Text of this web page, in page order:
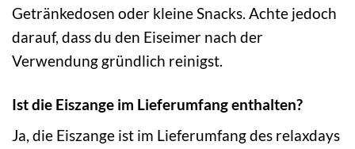
Getränkedosen oder kleine Snacks. Achte jedoch
darauf, dass du den Eiseimer nach der
Verwendung gründlich reinigst.
Ist die Eiszange im Lieferumfang enthalten?
Ja, die Eiszange ist im Lieferumfang des relaxdays